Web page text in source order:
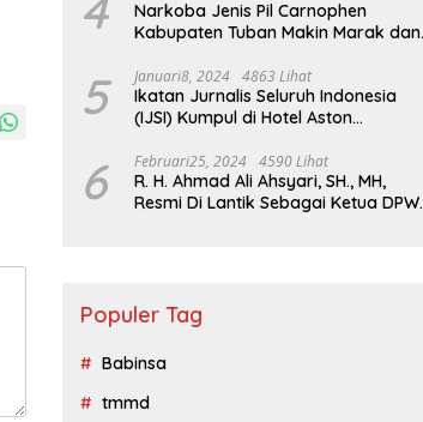
Narkoba Jenis Pil Carnophen
Kabupaten Tuban Makin Marak dan
Wajib Tau
5 Januari8, 2024 4863 Lihat
Ikatan Jurnalis Seluruh Indonesia
(IJSI) Kumpul di Hotel Aston
6 Februari25, 2024 4590 Lihat
R. H. Ahmad Ali Ahsyari, SH., MH,
Resmi Di Lantik Sebagai Ketua DPW
Populer Tag
Babinsa
tmmd